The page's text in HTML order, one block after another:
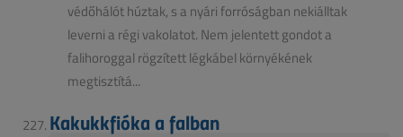
védőhálót húztak, s a nyári forróságban nekiálltak
leverni a régi vakolatot. Nem jelentett gondot a
falihoroggal rögzített légkábel környékének
megtisztítá...
Kakukkfióka a falban